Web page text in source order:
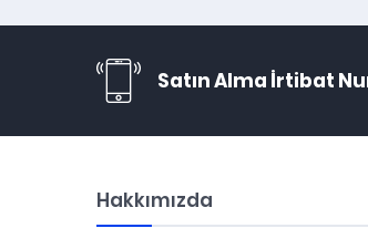
Satın Alma İrtibat
Hakkımızda